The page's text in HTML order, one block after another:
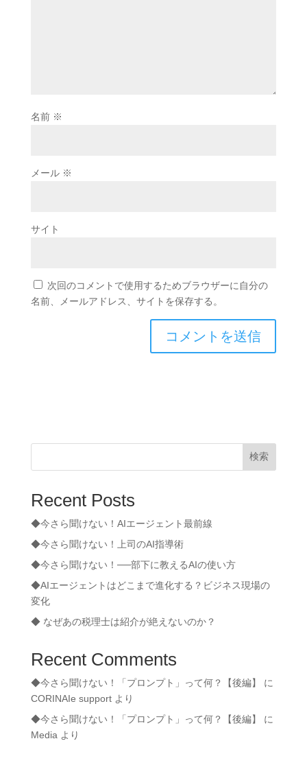
名前 ※
メール ※
サイト
次回のコメントで使用するためブラウザーに自分の
名前、メールアドレス、サイトを保存する。
検索
Recent Posts
◆今さら聞けない！AIエージェント最前線
◆今さら聞けない！上司のAI指導術
◆今さら聞けない！──部下に教えるAIの使い方
◆AIエージェントはどこまで進化する？ビジネス現場の
変化
◆ なぜあの税理士は紹介が絶えないのか？
Recent Comments
◆今さら聞けない！「プロンプト」って何？【後編】
に
CORINAIe supportより
◆今さら聞けない！「プロンプト」って何？【後編】
に
Media より